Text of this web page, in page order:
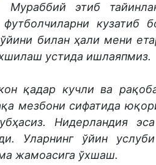
Мураббий этиб
кузатиб
билан ҳали мени
устида ишлаяпмиз.
қадар кучли ва
мезбони сифатида
Нидерландия
Уларнинг ўйин
жамоасига ўхшаш.